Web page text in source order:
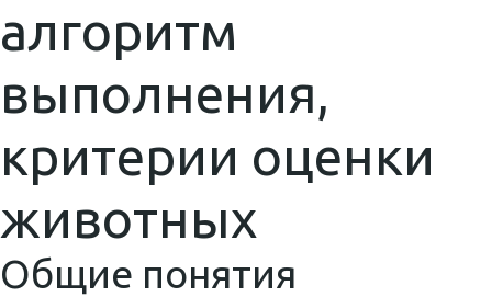
алгоритм
выполнения,
критерии оценки
животных
Общие понятия